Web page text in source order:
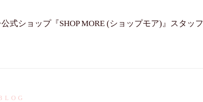
式ショップ『SHOP MORE (ショップモア)』スタッフ